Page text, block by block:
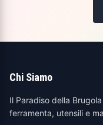
Chi Siamo
Il Paradiso della
ferramenta, utensili e